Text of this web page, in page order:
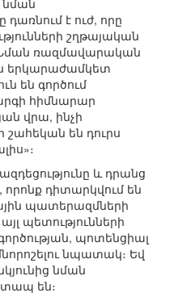
դառնում է ուժ, որը
շղթայական
ռազմավարական
երկարաժամկետ
են գործում
հիմնարար
վրա, ինչի
շահեկան են դուրս
և դրանց
դիտարկվում են
պատերազմների
պետությունների
պոտենցիալ
նպատակ։ Եվ
նման
են։